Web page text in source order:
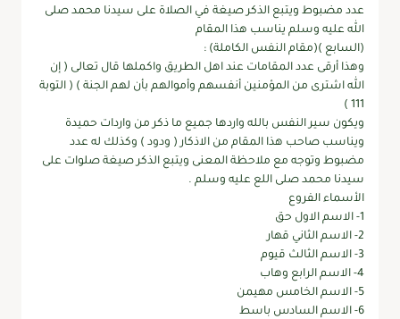
عدد مضبوط ويتبع الذكر صيغة في الصلاة على سيدنا محمد صلى
الله عليه وسلم يناسب هذا المقام
(السابع )(مقام النفس الكاملة) :
وهذا أرقى عدد المقامات عند اهل الطريق واكملها قال تعالى ( إن
الله اشترى من المؤمنين أنفسهم وأموالهم بأن لهم الجنة ) ( التوبة
111 )
ويكون سير النفس بالله واردها جميع ما ذكر من واردات حميدة
ويناسب صاحب هذا المقام من الاذكار ( ودود ) وكذلك له عدد
مضبوط وتوجه مع ملاحظة المعنى ويتبع الذكر صيغة صلوات على
سيدنا محمد صلى اللع عليه وسلم .
الأسماء الفروع
1- الاسم الاول حق
2- الاسم الثاني قهار
3- الاسم الثالث قيوم
4- الاسم الرابع وهاب
5- الاسم الخامس مهيمن
6- الاسم السادس باسط